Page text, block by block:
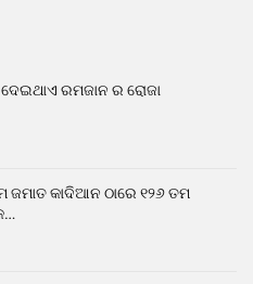
ରମଜାନ ର ରୋଜା
କାଦିଆନ ଠାରେ ୧୨୬ ତମ